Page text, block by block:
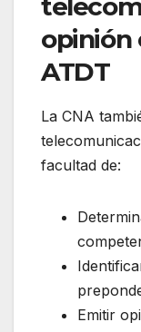
opinión
ATDT
La CNA
facultad de:
Emitir